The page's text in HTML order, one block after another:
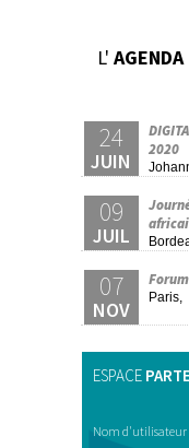
L' AGENDA
24
JUIN
2020
09
JUIL
07
NOV Paris,
ESPACE
Nom d'utilisateur